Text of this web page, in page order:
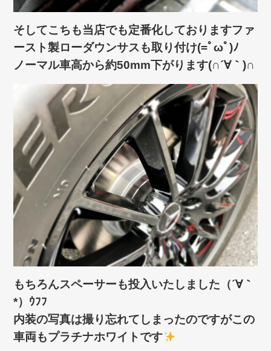
そしてこちも当店でも定番化しておりますファ
ースト製ローダウンサスも取り付け(=ﾟωﾟ)ﾉ
ノーマル車高から約50mm下がります(∩´∀｀)∩
もちろんスペーサーも投入いたしました（´∀｀
*）ｳﾌﾌ
内装の写真は撮り忘れてしまったのですがこの
車両もプラチナホワイトです